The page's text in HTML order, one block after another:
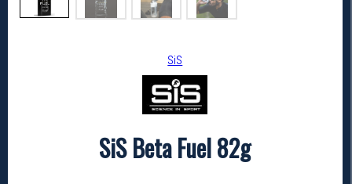
SiS
SiS Beta Fuel 82g
SiS